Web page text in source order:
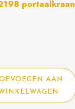
portaalkraan
AAN